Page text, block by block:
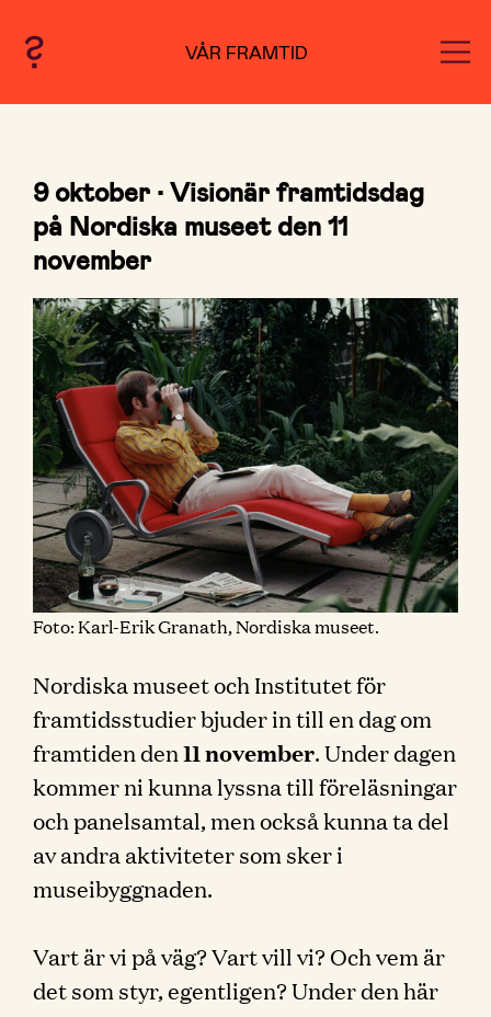
VÅR FRAMTID
9 oktober • Visionär framtidsdag
på Nordiska museet den 11
november
Foto: Karl-Erik Granath, Nordiska museet.
Nordiska museet och Institutet för
framtidsstudier bjuder in till en dag om
framtiden den11 november. Under dagen
kommer ni kunna lyssna till föreläsningar
och panelsamtal, men också kunna ta del
av andra aktiviteter som sker i
museibyggnaden.
Vart är vi på väg? Vart vill vi? Och vem är
det som styr, egentligen? Under den här